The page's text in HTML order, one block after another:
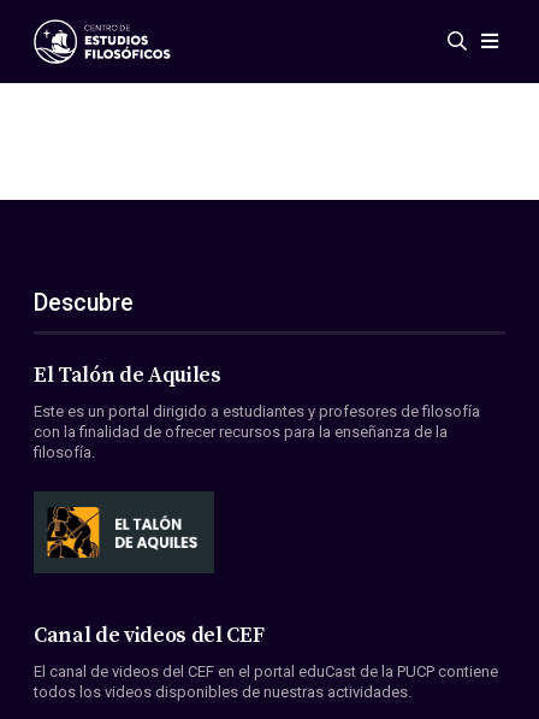
Eventos
ES
EN
Acerca de nosotros
Miembros
Convenios
Descubre
El Talón de Aquiles
Este es un portal dirigido a estudiantes y profesores de filosofía
con la finalidad de ofrecer recursos para la enseñanza de la
filosofía.
Canal de videos del CEF
El canal de videos del CEF en el portal eduCast de la PUCP contiene
todos los videos disponibles de nuestras actividades.